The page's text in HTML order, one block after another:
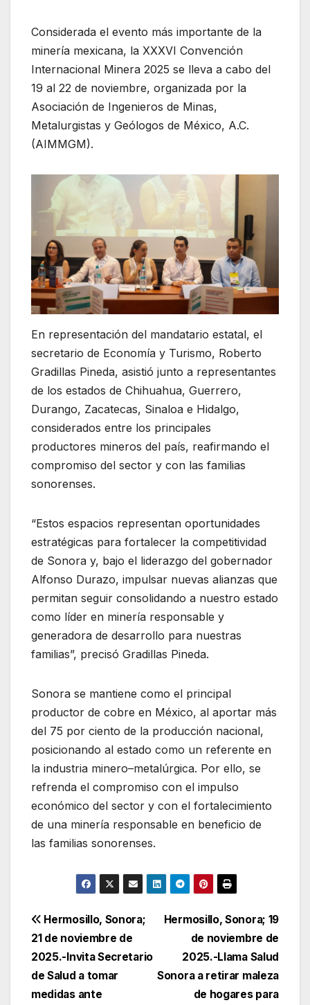
Considerada el evento más importante de la
minería mexicana, la XXXVI Convención
Internacional Minera 2025 se lleva a cabo del
19 al 22 de noviembre, organizada por la
Asociación de Ingenieros de Minas,
Metalurgistas y Geólogos de México, A.C.
(AIMMGM).
En representación del mandatario estatal, el
secretario de Economía y Turismo, Roberto
Gradillas Pineda, asistió junto a representantes
de los estados de Chihuahua, Guerrero,
Durango, Zacatecas, Sinaloa e Hidalgo,
considerados entre los principales
productores mineros del país, reafirmando el
compromiso del sector y con las familias
sonorenses.
“Estos espacios representan oportunidades
estratégicas para fortalecer la competitividad
de Sonora y, bajo el liderazgo del gobernador
Alfonso Durazo, impulsar nuevas alianzas que
permitan seguir consolidando a nuestro estado
como líder en minería responsable y
generadora de desarrollo para nuestras
familias”, precisó Gradillas Pineda.
Sonora se mantiene como el principal
productor de cobre en México, al aportar más
del 75 por ciento de la producción nacional,
posicionando al estado como un referente en
la industria minero–metalúrgica. Por ello, se
refrenda el compromiso con el impulso
económico del sector y con el fortalecimiento
de una minería responsable en beneficio de
las familias sonorenses.
Navegación
de
entradas
Hermosillo, Sonora; 19
de noviembre de
2025.-Llama Salud
Sonora a retirar maleza
de hogares para
Hermosillo, Sonora;
21 de noviembre de
2025.-Invita Secretario
de Salud a tomar
medidas ante